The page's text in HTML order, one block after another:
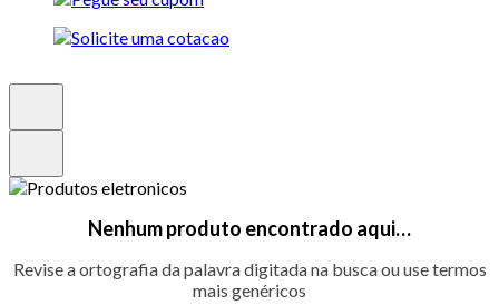
Nenhum produto encontrado aqui…
Revise a ortografia da palavra digitada na busca ou use termos
mais genéricos